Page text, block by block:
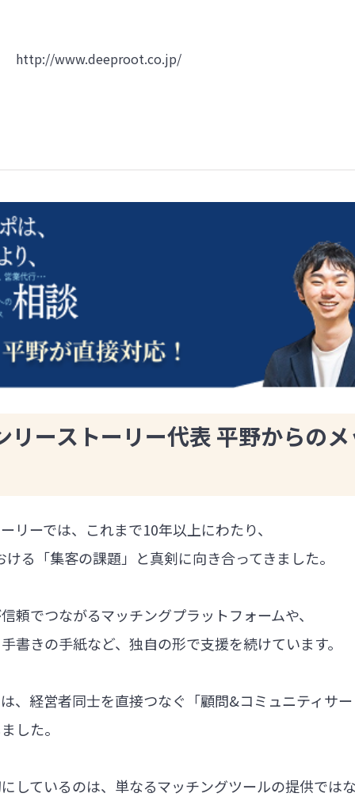
http://www.deeproot.co.jp/
リーストーリー代表 平野からの
リーでは、これまで10年以上にわたり、
る「集客の課題」と真剣に向き合ってきました。
頼でつながるマッチングプラットフォームや、
書きの手紙など、独自の形で支援を続けています。
、経営者同士を直接つなぐ「顧問&コミュニティサ
した。
しているのは、単なるマッチングツールの提供では